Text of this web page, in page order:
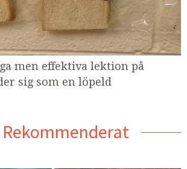
men effektiva lektion på
sig som en löpeld
Rekommenderat